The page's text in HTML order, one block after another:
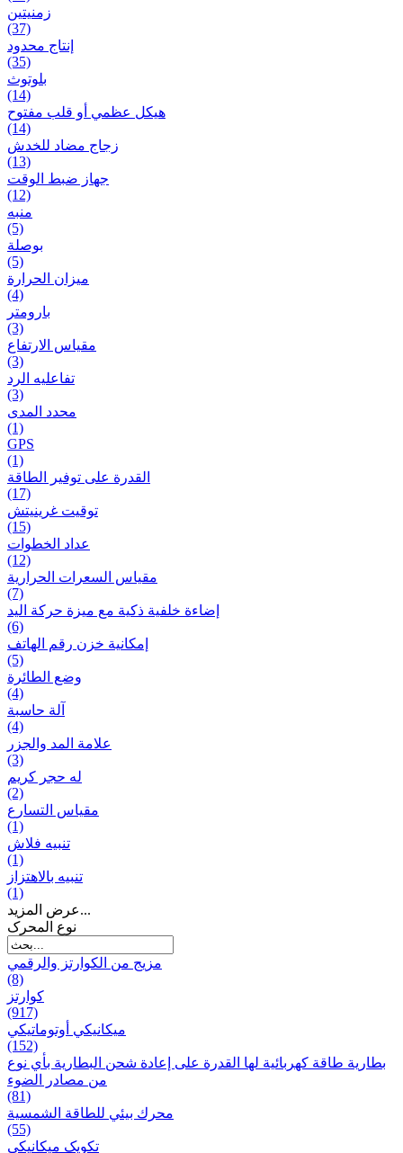
زمنیتین
(37)
إنتاج محدود
(35)
بلوتوث
(14)
هيكل عظمي أو قلب مفتوح
(14)
زجاج مضاد للخدش
(13)
جهاز ضبط الوقت
(12)
منبه
(5)
بوصلة
(5)
ميزان الحرارة
(4)
بارومتر
(3)
مقياس الارتفاع
(3)
تفاعلیه الرد
(3)
محدد المدى
(1)
GPS
(1)
القدرة على توفير الطاقة
(17)
توقيت غرينيتش
(15)
عداد الخطوات
(12)
مقیاس السعرات الحرارية
(7)
إضاءة خلفية ذكية مع ميزة حرکة اليد
(6)
إمكانية خزن رقم الهاتف
(5)
وضع الطائرة
(4)
آلة حاسبة
(4)
علامة المد والجزر
(3)
له حجر كريم
(2)
مقياس التسارع
(1)
تنبيه فلاش
(1)
تنبيه بالاهتزاز
(1)
عرض المزيد...
نوع المحرک
مزيج من الكوارتز والرقمي
(8)
كوارتز
(917)
ميكانيكي أوتوماتيكي
(152)
بطارية طاقة كهربائية لها القدرة على إعادة شحن البطارية بأي نوع
من مصادر الضوء
(81)
محرك بيئي للطاقة الشمسية
(55)
تکویک ميكانيكي